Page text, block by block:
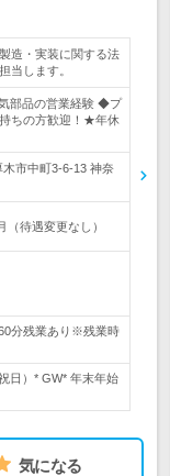
造・実装に関する法
当します。
部品の営業経験 ◆プ
ちの方歓迎！★年休
木市中町3-6-13 神奈
待遇変更なし）
分残業あり※残業時
日）* GW* 年末年始
気になる